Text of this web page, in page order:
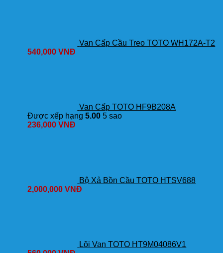
Van Cấp Cầu Treo TOTO WH172A-T2
540,000VNĐ
Van Cấp TOTO HF9B208A
Được xếp hạng5.00 5 sao
236,000VNĐ
Bộ Xả Bồn Cầu TOTO HTSV688
2,000,000VNĐ
Lõi Van TOTO HT9M04086V1